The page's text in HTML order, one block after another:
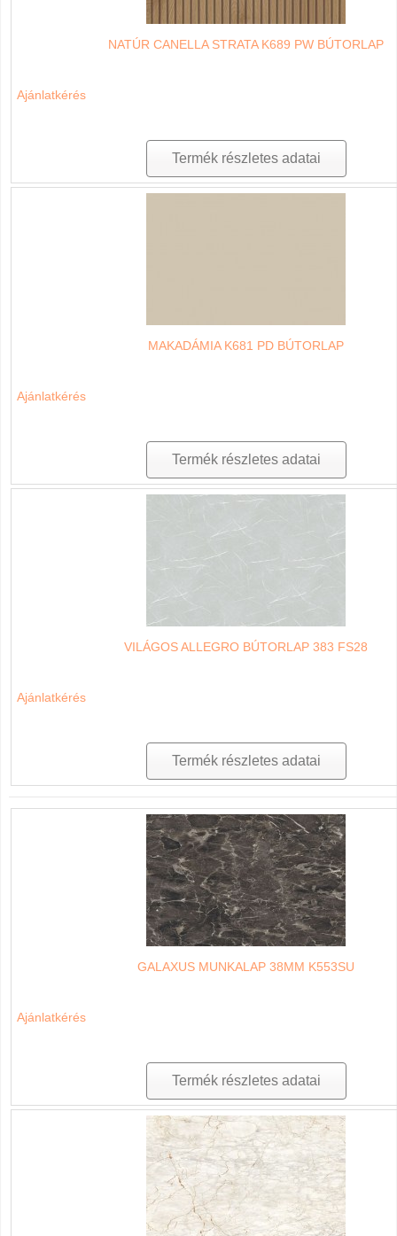
NATÚR CANELLA STRATA K689 PW BÚTORLAP
Ajánlatkérés
Termék részletes adatai
MAKADÁMIA K681 PD BÚTORLAP
Ajánlatkérés
Termék részletes adatai
VILÁGOS ALLEGRO BÚTORLAP 383 FS28
Ajánlatkérés
Termék részletes adatai
GALAXUS MUNKALAP 38MM K553SU
Ajánlatkérés
Termék részletes adatai